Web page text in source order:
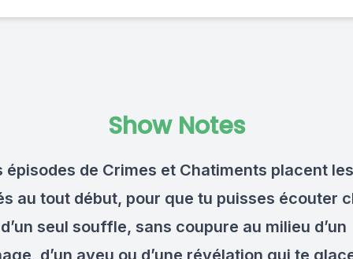
Show Notes
épisodes de Crimes et Chatiments placent les
au tout début, pour que tu puisses écouter
seul souffle, sans coupure au milieu d’un
d’un aveu ou d’une révélation qui te